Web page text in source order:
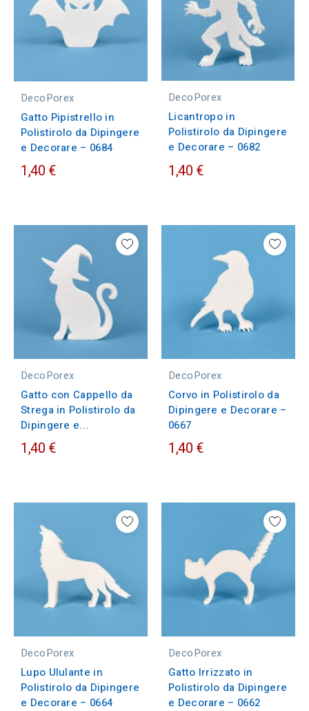
DecoPorex
Gatto Pipistrello in
Polistirolo da Dipingere
e Decorare – 0684
1,40 €
DecoPorex
Licantropo in
Polistirolo da Dipingere
e Decorare – 0682
1,40 €
DecoPorex
Gatto con Cappello da
Strega in Polistirolo da
Dipingere e...
1,40 €
DecoPorex
Corvo in Polistirolo da
Dipingere e Decorare –
0667
1,40 €
DecoPorex
Lupo Ululante in
Polistirolo da Dipingere
e Decorare – 0664
DecoPorex
Gatto Irrizzato in
Polistirolo da Dipingere
e Decorare – 0662